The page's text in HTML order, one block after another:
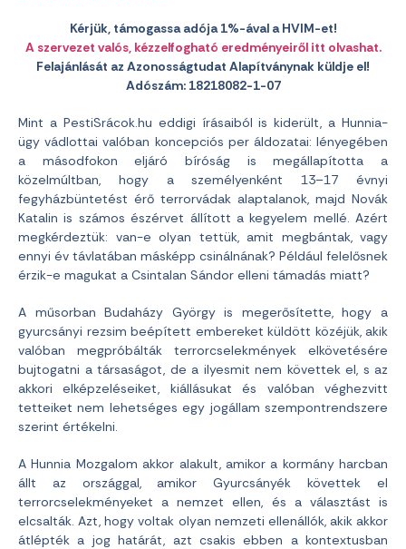
Kérjük, támogassa adója 1%-ával a HVIM-et!
A szervezet valós, kézzelfogható eredményeiről itt olvashat.
Felajánlását az Azonosságtudat Alapítványnak küldje el!
Adószám: 18218082-1-07
Mint a PestiSrácok.hu eddigi írásaiból is kiderült, a Hunnia-
ügy vádlottai valóban koncepciós per áldozatai: lényegében
a másodfokon eljáró bíróság is megállapította a
közelmúltban, hogy a személyenként 13–17 évnyi
fegyházbüntetést érő terrorvádak alaptalanok, majd Novák
Katalin is számos észérvet állított a kegyelem mellé. Azért
megkérdeztük: van-e olyan tettük, amit megbántak, vagy
ennyi év távlatában másképp csinálnának? Például felelősnek
érzik-e magukat a Csintalan Sándor elleni támadás miatt?
A műsorban Budaházy György is megerősítette, hogy a
gyurcsányi rezsim beépített embereket küldött közéjük, akik
valóban megpróbálták terrorcselekmények elkövetésére
bujtogatni a társaságot, de a ilyesmit nem követtek el, s az
akkori elképzeléseiket, kiállásukat és valóban véghezvitt
tetteiket nem lehetséges egy jogállam szempontrendszere
szerint értékelni.
A Hunnia Mozgalom akkor alakult, amikor a kormány harcban
állt az országgal, amikor Gyurcsányék követtek el
terrorcselekményeket a nemzet ellen, és a választást is
elcsalták. Azt, hogy voltak olyan nemzeti ellenállók, akik akkor
átlépték a jog határát, azt csakis ebben a kontextusban